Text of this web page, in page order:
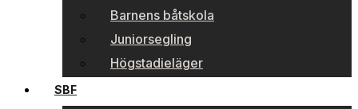
Barnens båtskola
Juniorsegling
Högstadieläger
SBF